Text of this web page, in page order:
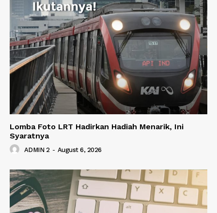
Lomba Foto LRT Hadirkan Hadiah Menarik, Ini
Syaratnya
ADMIN 2 - August 6, 2026